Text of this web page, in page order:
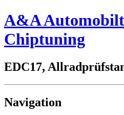
A&A
Chiptuning
EDC17,
Navigation